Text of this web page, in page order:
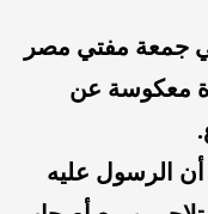
جمعة مفتي مصر
معكوسة عن
الرسول عليه